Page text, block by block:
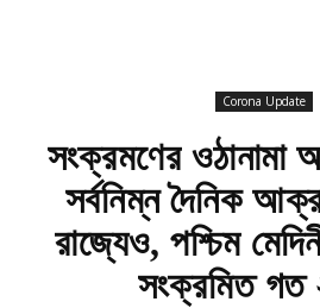
Corona Update
সংক্রমণের ওঠানামা
সর্বনিম্ন দৈনিক
রাজ্যেও, পশ্চিম
সংক্রমিত গত